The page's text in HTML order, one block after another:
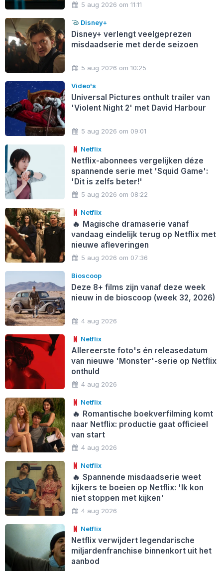
5 aug 2026 om 11:11
Disney+
Disney+ verlengt veelgeprezen
misdaadserie met derde seizoen
5 aug 2026 om 10:25
Video's
Universal Pictures onthult trailer van
'Violent Night 2' met David Harbour
5 aug 2026 om 09:01
Netflix
Netflix-abonnees vergelijken déze
spannende serie met 'Squid Game':
'Dit is zelfs beter!'
5 aug 2026 om 08:22
Netflix
🔥 Magische dramaserie vanaf
vandaag eindelijk terug op Netflix met
nieuwe afleveringen
5 aug 2026 om 07:36
Bioscoop
Deze 8+ films zijn vanaf deze week
nieuw in de bioscoop (week 32, 2026)
4 aug 2026
Netflix
Allereerste foto's én releasedatum
van nieuwe 'Monster'-serie op Netflix
onthuld
4 aug 2026
Netflix
🔥 Romantische boekverfilming komt
naar Netflix: productie gaat officieel
van start
4 aug 2026
Netflix
🔥 Spannende misdaadserie weet
kijkers te boeien op Netflix: 'Ik kon
niet stoppen met kijken'
4 aug 2026
Netflix
Netflix verwijdert legendarische
miljardenfranchise binnenkort uit het
aanbod